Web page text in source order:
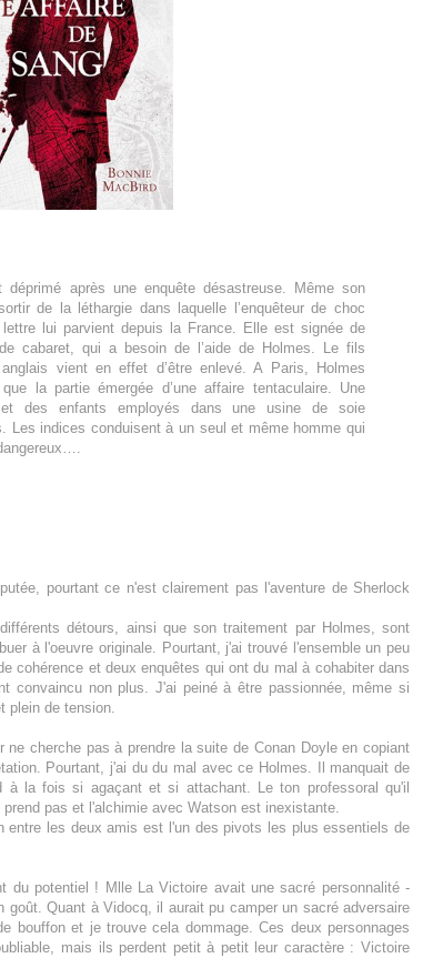
déprimé après une enquête désastreuse. Même son
de la léthargie dans laquelle l’enquêteur de choc
lettre lui parvient depuis la France. Elle est signée de
cabaret, qui a besoin de l’aide de Holmes. Le fils
vient en effet d’être enlevé. A Paris, Holmes
la partie émergée d’une affaire tentaculaire. Une
des enfants employés dans une usine de soie
Les indices conduisent à un seul et même homme qui
pourtant ce n'est clairement pas l'aventure de Sherlock
détours, ainsi que son traitement par Holmes, sont
à l'oeuvre originale. Pourtant, j'ai trouvé l'ensemble un peu
cohérence et deux enquêtes qui ont du mal à cohabiter dans
convaincu non plus. J'ai peiné à être passionnée, même si
plein de tension.
ne cherche pas à prendre la suite de Conan Doyle en copiant
Pourtant, j'ai du du mal avec ce Holmes. Il manquait de
à la fois si agaçant et si attachant. Le ton professoral qu'il
pas et l'alchimie avec Watson est inexistante.
entre les deux amis est l'un des pivots les plus essentiels de
du potentiel ! Mlle La Victoire avait une sacré personnalité -
goût. Quant à Vidocq, il aurait pu camper un sacré adversaire
bouffon et je trouve cela dommage. Ces deux personnages
mais ils perdent petit à petit leur caractère : Victoire